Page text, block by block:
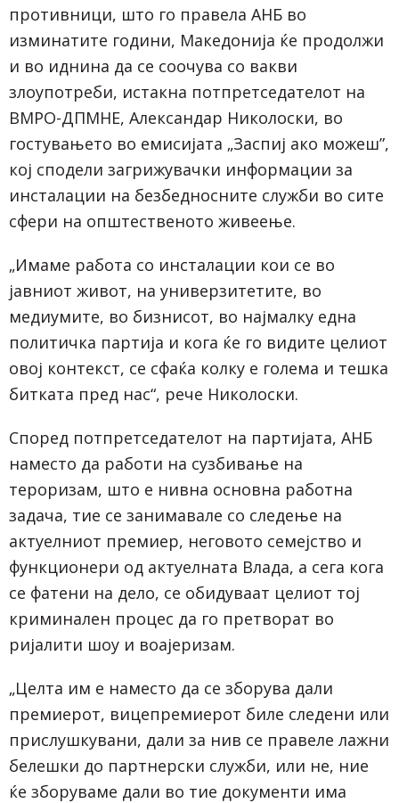
противници, што го правела АНБ во
изминатите години, Македонија ќе продолжи
и во иднина да се соочува со вакви
злоупотреби, истакна потпретседателот на
ВМРО-ДПМНЕ, Александар Николоски, во
гостувањето во емисијата „Заспиј ако можеш”,
кој сподели загрижувачки информации за
инсталации на безбедносните служби во сите
сфери на општественото живеење.
„Имаме работа со инсталации кои се во
јавниот живот, на универзитетите, во
медиумите, во бизнисот, во најмалку една
политичка партија и кога ќе го видите целиот
овој контекст, се сфаќа колку е голема и тешка
битката пред нас“, рече Николоски.
Според потпретседателот на партијата, АНБ
наместо да работи на сузбивање на
тероризам, што е нивна основна работна
задача, тие се занимавале со следење на
актуелниот премиер, неговото семејство и
функционери од актуелната Влада, а сега кога
се фатени на дело, се обидуваат целиот тој
криминален процес да го претворат во
ријалити шоу и воајеризам.
„Целта им е наместо да се зборува дали
премиерот, вицепремиерот биле следени или
прислушкувани, дали за нив се правеле лажни
белешки до партнерски служби, или не, ние
ќе зборуваме дали во тие документи има